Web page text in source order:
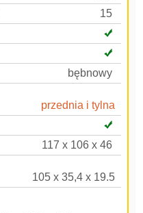
15
bębnowy
przednia i tylna
117 x 106 x 46
105 x 35,4 x 19.5